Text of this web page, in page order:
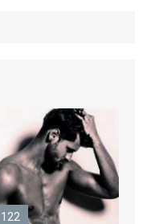
122